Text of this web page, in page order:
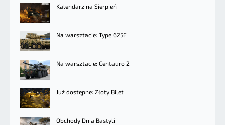
Kalendarz na Sierpień
Na warsztacie: Type 625E
Na warsztacie: Centauro 2
Już dostępne: Złoty Bilet
Obchody Dnia Bastylii